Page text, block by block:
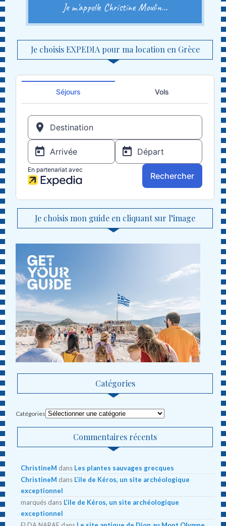
Je m'appelle Christine Moulin...
Je choisis EXPEDIA pour ma location en Grèce
Je choisis mon guide en cliquant sur l’image
Catégories
Catégories
Commentaires récents
ChristineM dans Les plantes sauvages grecques
ChristineM dans L’ile de Kéros, un site archéologique
exceptionnel
marqués dans L’ile de Kéros, un site archéologique
exceptionnel